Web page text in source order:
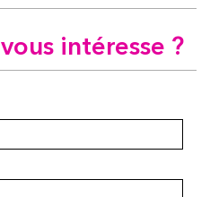
vous intéresse ?